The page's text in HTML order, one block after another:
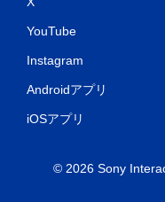
YouTube
Instagram
Androidアプリ
iOSアプリ
© 2026 Sony